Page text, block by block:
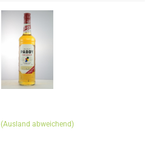
(Ausland abweichend)